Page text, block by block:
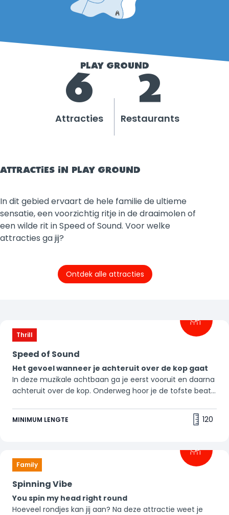
PLAY GROUND
6
Attracties
2
Restaurants
ATTRACTIES IN PLAY GROUND
In dit gebied ervaart de hele familie de ultieme
sensatie, een voorzichtig ritje in de draaimolen of
een wilde rit in Speed of Sound. Voor welke
attracties ga jij?
Ontdek alle attracties
Thrill
Speed of Sound
Het gevoel wanneer je achteruit over de kop gaat
In deze muzikale achtbaan ga je eerst vooruit en daarna
achteruit over de kop. Onderweg hoor je de tofste beats.
MINIMUM LENGTE 120
Family
Spinning Vibe
You spin my head right round
Hoeveel rondjes kan jij aan? Na deze attractie weet je